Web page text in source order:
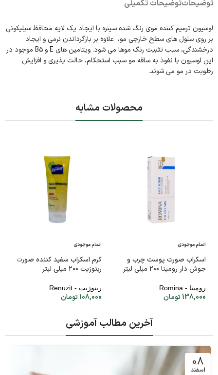
توضیحاتتوضیحات تکمیلی
لوسیون ترمیم کننده موی رنگ شده سینره با ایجاد یک لایه محافظ سیلیکونی
بر روی سلول های سطح خارجی مو، علاوه بر بازگرداندن نرمی و ایجاد
درخشندگی، سبب تثبیت رنگ موها می شود. ویتامین های E و B۵ موجود در
این لوسیون با نفوذ به ساقه مو سبب استحکام، حالت پذیری و افزایش
رطوبت در مو می شوند.
محصولات مشابه
اتمام موجودی
اسکراب صورت پوست چرب و
جوش دار رومینا ۲۰۰ میلی لیتر
رومینا - Romina
138,000تومان
اتمام موجودی
کرم اسکراب سفید کننده صورت
رینوزیت ۲۰۰ میلی لیتر
رینوزیت - Renuzit
108,000تومان
آخرین مطالب آموزشی
08
اسفند